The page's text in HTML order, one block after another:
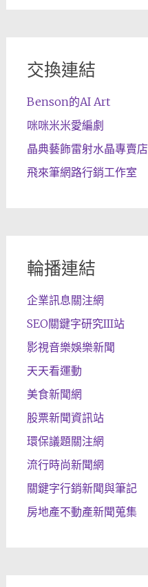
交換連結
Benson的AI Art
咪咪米米愛編劇
晶典藝飾雷射水晶專賣店
飛來筆網路行銷工作室
輪播連結
企業訊息關注網
SEO關鍵字研究III站
影視音樂娛樂新聞
天天看運動
美食新聞網
股票新聞資訊站
環保議題關注網
流行時尚新聞網
關鍵字行銷新聞與筆記
房地產不動產新聞蒐集